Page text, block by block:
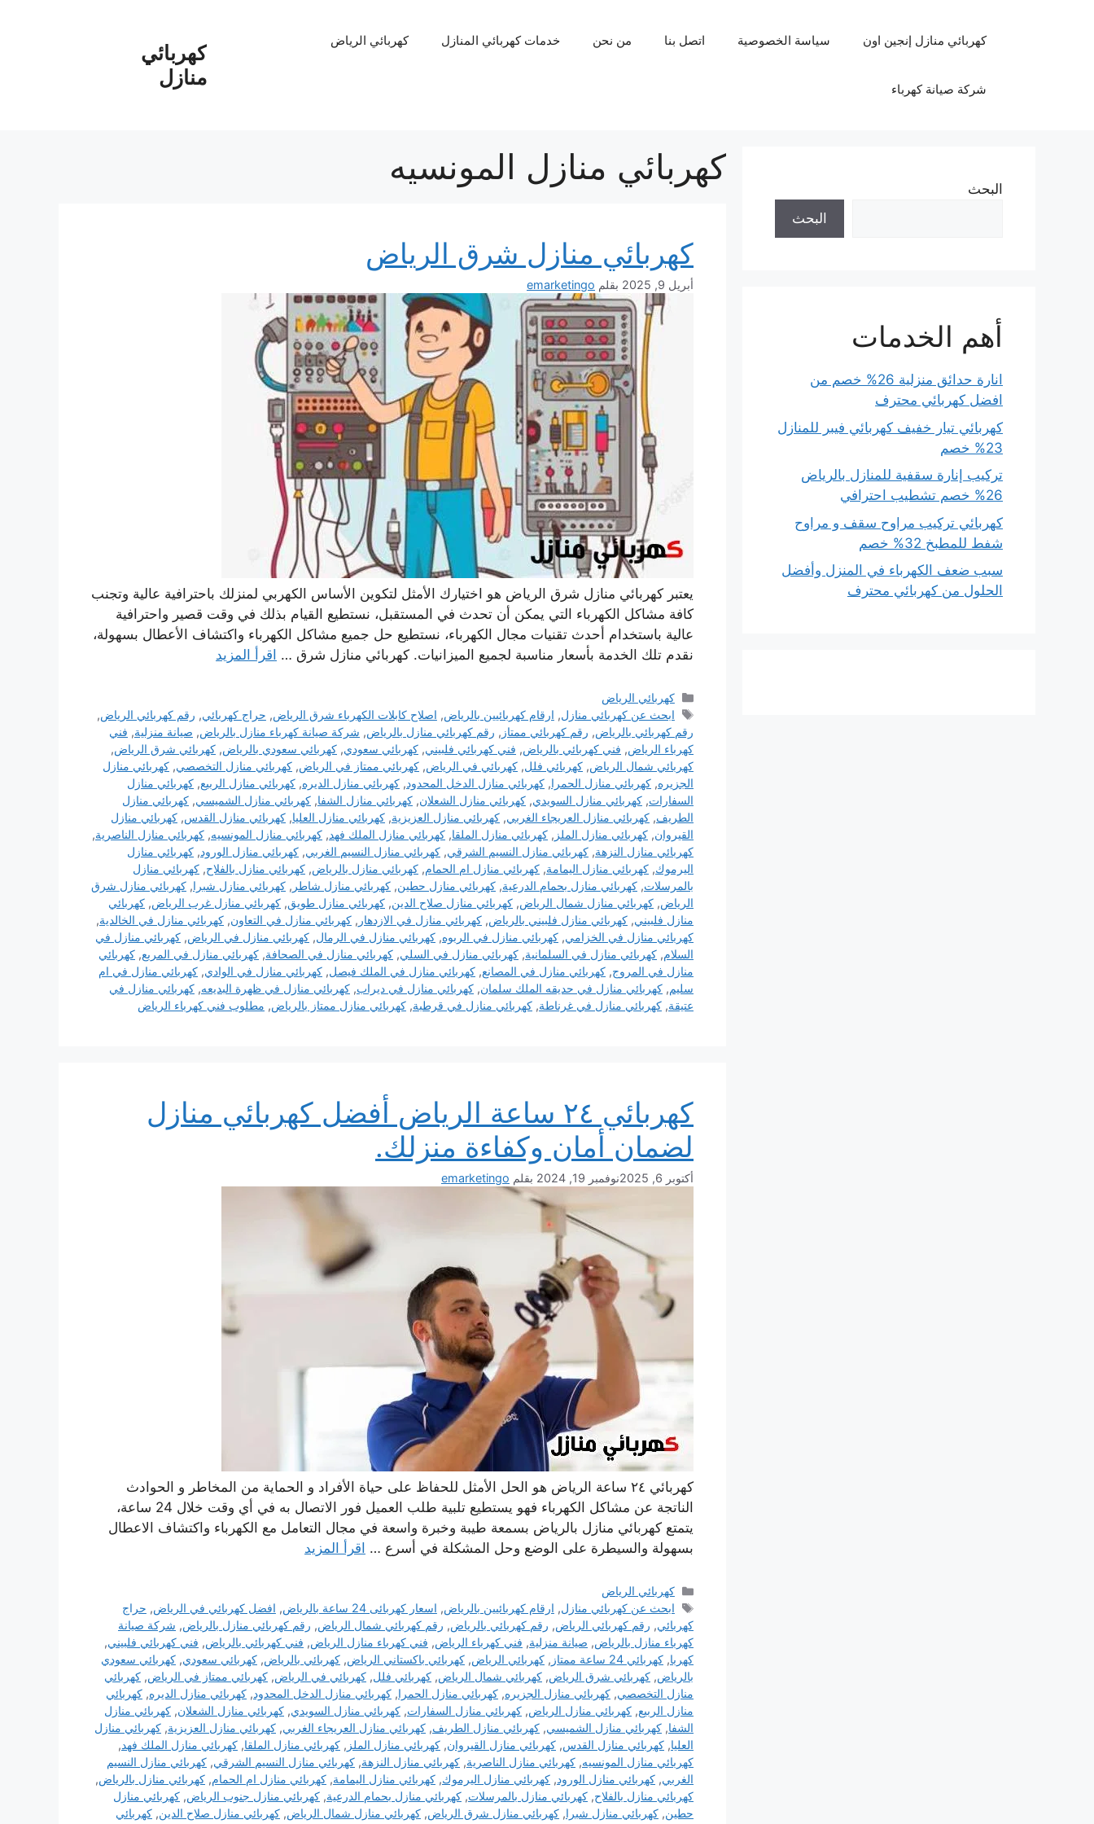
كهربائي
منازل
كهربائي منازل إنجين اون سياسة الخصوصية اتصل بنا من نحن خدمات كهربائي المنازل كهربائي الرياض
شركة صيانة كهرباء
كهربائي منازل المونسيه
كهربائي منازل شرق الرياض
أبريل 9, 2025 بقلم emarketingo
يعتبر كهربائي منازل شرق الرياض هو اختيارك الأمثل لتكوين الأساس الكهربي لمنزلك باحترافية عالية وتجنب
كافة مشاكل الكهرباء التي يمكن أن تحدث في المستقبل، نستطيع القيام بذلك في وقت قصير واحترافية
عالية باستخدام أحدث تقنيات مجال الكهرباء، نستطيع حل جميع مشاكل الكهرباء واكتشاف الأعطال بسهولة،
نقدم تلك الخدمة بأسعار مناسبة لجميع الميزانيات. كهربائي منازل شرق … اقرأ المزيد
التصنيفات
كهربائي الرياض
الوسوم
ابحث عن كهربائي منازل, ارقام كهربائيين ‫بالرياض‬, اصلاح كابلات الكهرباء شرق الرياض, حراج كهربائي, رقم كهربائي الرياض,
رقم كهربائي بالرياض, رقم كهربائي ممتاز , رقم كهربائي منازل بالرياض, شركة صيانة كهرباء منازل بالرياض, صيانة منزلية, فني
كهرباء الرياض, فني كهربائي بالرياض, فني كهربائي فلبيني, كهربائي سعودي, كهربائي سعودي بالرياض, كهربائي شرق الرياض,
كهربائي شمال الرياض, كهربائي فلل, كهربائي في الرياض, كهربائي ممتاز في الرياض, كهربائي منازل التخصصي, كهربائي منازل
الجزيره, كهربائي منازل الحمرا, كهربائي منازل الدخل المحدود, كهربائي منازل الديره, كهربائي منازل الربيع, كهربائي منازل
السفارات, كهربائي منازل السويدي, كهربائي منازل الشعلان, كهربائي منازل الشفا, كهربائي منازل الشميسي, كهربائي منازل
الطريف, كهربائي منازل العريجاء الغربي, كهربائي منازل العزيزية, كهربائي منازل العليا, كهربائي منازل القدس, كهربائي منازل
القيروان, كهربائي منازل الملز , كهربائي منازل الملقا, كهربائي منازل الملك فهد, كهربائي منازل المونسيه, كهربائي منازل الناصرية,
كهربائي منازل النزهة, كهربائي منازل النسيم الشرقي, كهربائي منازل النسيم الغربي, كهربائي منازل الورود, كهربائي منازل
اليرموك, كهربائي منازل اليمامة, كهربائي منازل ام الحمام, كهربائي منازل بالرياض, كهربائي منازل بالفلاح, كهربائي منازل
بالمرسلات, كهربائي منازل بحمام الدرعية, كهربائي منازل حطين, كهربائي منازل شاطر , كهربائي منازل شبرا, كهربائي منازل شرق
الرياض, كهربائي منازل شمال الرياض, كهربائي منازل صلاح الدين, كهربائي منازل طويق, كهربائي منازل غرب الرياض, كهربائي
منازل فلبيني, كهربائي منازل فلبيني بالرياض, كهربائي منازل في الازدهار , كهربائي منازل في التعاون, كهربائي منازل في الخالدية,
كهربائي منازل في الخزامي, كهربائي منازل في الربوه, كهربائي منازل في الرمال, كهربائي منازل في الرياض, كهربائي منازل في
السلام, كهربائي منازل في السلمانية, كهربائي منازل في السلي, كهربائي منازل في الصحافة, كهربائي منازل في المربع, كهربائي
منازل في المروج, كهربائي منازل في المصانع, كهربائي منازل في الملك فيصل, كهربائي منازل في الوادي, كهربائي منازل في ام
سليم, كهربائي منازل في حديقه الملك سلمان, كهربائي منازل في ديراب, كهربائي منازل في ظهرة البديعه, كهربائي منازل في
عتيقة, كهربائي منازل في غرناطة, كهربائي منازل في قرطبة, كهربائي منازل ممتاز بالرياض, مطلوب فني كهرباء الرياض
كهربائي ٢٤ ساعة الرياض أفضل كهربائي منازل
لضمان أمان وكفاءة منزلك.
أكتوبر 6, 2025 نوفمبر 19, 2024 بقلم emarketingo
كهربائي ٢٤ ساعة الرياض هو الحل الأمثل للحفاظ على حياة الأفراد و الحماية من المخاطر و الحوادث
الناتجة عن مشاكل الكهرباء فهو يستطيع تلبية طلب العميل فور الاتصال به في أي وقت خلال 24 ساعة،
يتمتع كهربائي منازل بالرياض بسمعة طيبة وخبرة واسعة في مجال التعامل مع الكهرباء واكتشاف الاعطال
بسهولة والسيطرة على الوضع وحل المشكلة في أسرع … اقرأ المزيد
التصنيفات
كهربائي الرياض
الوسوم
ابحث عن كهربائي منازل, ارقام كهربائيين ‫بالرياض‬ , اسعار كهربائى 24 ساعة بالرياض , افضل كهربائي في الرياض, حراج
كهربائي, رقم كهربائي الرياض, رقم كهربائي بالرياض, رقم كهربائي شمال الرياض, رقم كهربائي منازل بالرياض, شركة صيانة
كهرباء منازل بالرياض, صيانة منزلية, فني كهرباء الرياض, فني كهرباء منازل الرياض, فني كهربائي بالرياض, فني كهربائي فلبيني,
كهربا, كهربائي 24 ساعة ممتاز , كهربائي الرياض, كهربائي باكستاني الرياض, كهربائي بالرياض, كهربائي سعودي, كهربائي سعودي
بالرياض, كهربائي شرق الرياض, كهربائي شمال الرياض, كهربائي فلل, كهربائي في الرياض, كهربائي ممتاز في الرياض, كهربائي
منازل التخصصي, كهربائي منازل الجزيره, كهربائي منازل الحمرا, كهربائي منازل الدخل المحدود, كهربائي منازل الديره, كهربائي
منازل الربيع, كهربائي منازل الرياض, كهربائي منازل السفارات, كهربائي منازل السويدي, كهربائي منازل الشعلان, كهربائي منازل
الشفا, كهربائي منازل الشميسي, كهربائي منازل الطريف, كهربائي منازل العريجاء الغربي, كهربائي منازل العزيزية, كهربائي منازل
العليا, كهربائي منازل القدس, كهربائي منازل القيروان, كهربائي منازل الملز , كهربائي منازل الملقا, كهربائي منازل الملك فهد,
كهربائي منازل المونسيه, كهربائي منازل الناصرية, كهربائي منازل النزهة, كهربائي منازل النسيم الشرقي, كهربائي منازل النسيم
الغربي, كهربائي منازل الورود, كهربائي منازل اليرموك, كهربائي منازل اليمامة, كهربائي منازل ام الحمام, كهربائي منازل بالرياض,
كهربائي منازل بالفلاح, كهربائي منازل بالمرسلات, كهربائي منازل بحمام الدرعية, كهربائي منازل جنوب الرياض, كهربائي منازل
حطين, كهربائي منازل شبرا, كهربائي منازل شرق الرياض, كهربائي منازل شمال الرياض, كهربائي منازل صلاح الدين, كهربائي
البحث
البحث
أهم الخدمات
انارة حدائق منزلية 26% خصم من
افضل كهربائي محترف
كهربائي تيار خفيف كهربائي فيبر للمنازل
23% خصم
تركيب إنارة سقفية للمنازل بالرياض
26% خصم تشطيب احترافي
كهربائي تركيب مراوح سقف و مراوح
شفط للمطبخ 32% خصم
سبب ضعف الكهرباء في المنزل وأفضل
الحلول من كهربائي محترف